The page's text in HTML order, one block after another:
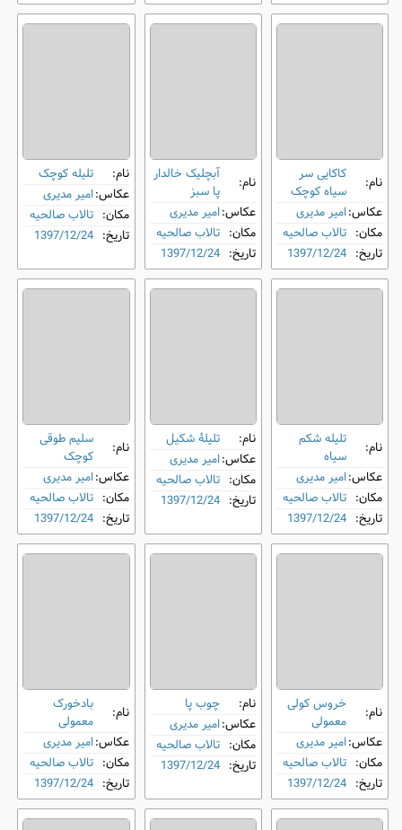
نام:
کاکایی سر
سیاه کوچک
عکاس:امیر مدیری
مکان: تالاب صالحیه
تاریخ: 1397/12/24
نام:
آبچلیک خالدار
پا سبز
عکاس:امیر مدیری
مکان: تالاب صالحیه
تاریخ: 1397/12/24
نام:
تلیله کوچک
عکاس:امیر مدیری
مکان: تالاب صالحیه
تاریخ: 1397/12/24
نام:
تلیله شکم‌
سیاه
عکاس:امیر مدیری
مکان: تالاب صالحیه
تاریخ: 1397/12/24
نام:
تلیلۀ شکیل
عکاس:امیر مدیری
مکان: تالاب صالحیه
تاریخ: 1397/12/24
نام:
سلیم طوقی
کوچک
عکاس:امیر مدیری
مکان: تالاب صالحیه
تاریخ: 1397/12/24
نام:
خروس کولی
معمولی
عکاس:امیر مدیری
مکان: تالاب صالحیه
تاریخ: 1397/12/24
نام:
چوب ‌پا
عکاس:امیر مدیری
مکان: تالاب صالحیه
تاریخ: 1397/12/24
نام:
بادخورک
معمولی
عکاس:امیر مدیری
مکان: تالاب صالحیه
تاریخ: 1397/12/24